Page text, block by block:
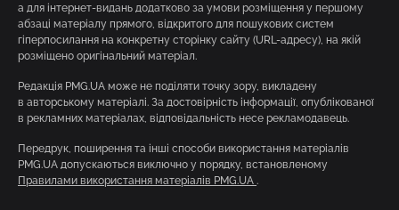
а для інтернет-видань додатково за умови розміщення у першому
абзаці матеріалу прямого, відкритого для пошукових систем
гіперпосилання на конкретну сторінку сайту (URL-адресу), на якій
розміщено оригінальний матеріал.
Редакція PMG.UA може не поділяти точку зору, викладену
в авторському матеріалі. За достовірність інформації, опублікованої
в рекламних матеріалах, відповідальність несе рекламодавець.
Передрук, поширення та інші способи використання матеріалів
PMG.UA допускаються виключно у порядку, встановленому
Правилами використання матеріалів PMG.UA .